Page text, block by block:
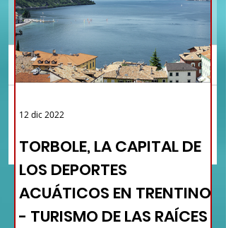
ISCHIA, LA PERLA DEL
DE LOS PUEBLOS DE ITALIA -
TURISMO DE LAS RAÍCES
Comentarios
Escribir un comentario...
TORBOLE, LA CAPITAL DE
LOS DEPORTES
ACUÁTICOS EN TRENTINO
- TURISMO DE LAS RAÍCES
12 dic 2022